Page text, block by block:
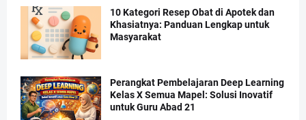
10 Kategori Resep Obat di Apotek dan
Khasiatnya: Panduan Lengkap untuk
Masyarakat
Perangkat Pembelajaran Deep Learning
Kelas X Semua Mapel: Solusi Inovatif
untuk Guru Abad 21